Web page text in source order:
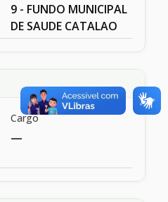
9 - FUNDO MUNICIPAL
DE SAUDE CATALAO
Cargo
—